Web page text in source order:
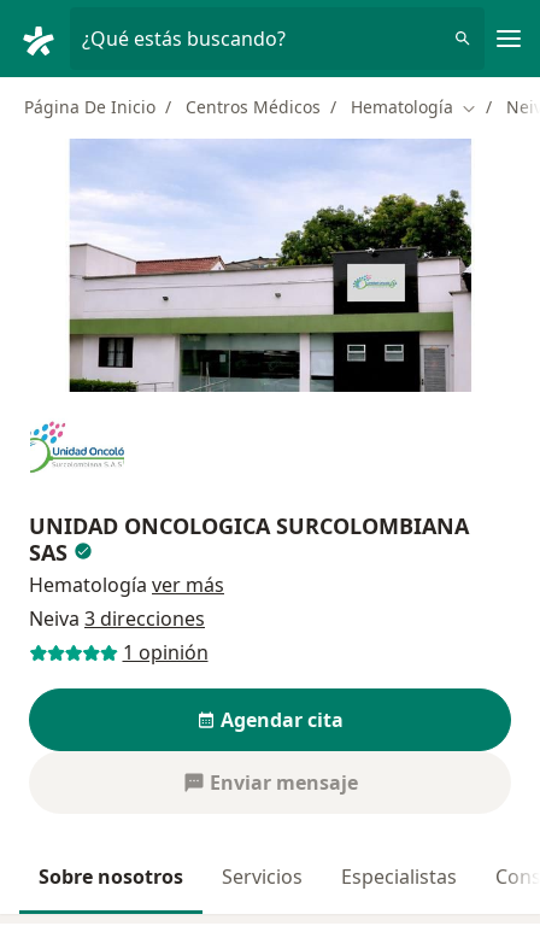
¿Qué estás buscando?
Página De Inicio Centros Médicos Hematología Cambiar
UNIDAD ONCOLOGICA SURCOLOMBIANA
SAS
Hematología ver más
Neiva 3 direcciones
1 opinión
Agendar cita
Enviar mensaje
Sobre nosotros Servicios Especialistas